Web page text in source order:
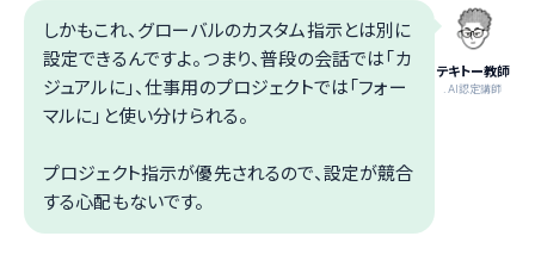
テキトー教師
.AI認定講師
しかもこれ、グローバルのカスタム指示とは別に
設定できるんですよ。つまり、普段の会話では「カ
ジュアルに」、仕事用のプロジェクトでは「フォー
マルに」と使い分けられる。
プロジェクト指示が優先されるので、設定が競合
する心配もないです。